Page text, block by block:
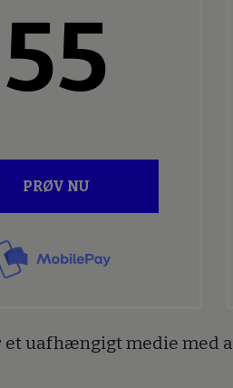
55
PRØV NU
et uafhængigt medie med